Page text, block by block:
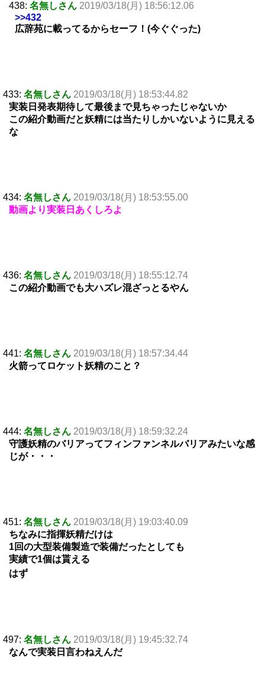
438: 名無しさん 2019/03/18(月) 18:56:12.06
>>432
広辞苑に載ってるからセーフ！(今ぐぐった)
433: 名無しさん 2019/03/18(月) 18:53:44.82
実装日発表期待して最後まで見ちゃったじゃないか
この紹介動画だと妖精には当たりしかいないように見える
な
434: 名無しさん 2019/03/18(月) 18:53:55.00
動画より実装日あくしろよ
436: 名無しさん 2019/03/18(月) 18:55:12.74
この紹介動画でも大ハズレ混ざっとるやん
441: 名無しさん 2019/03/18(月) 18:57:34.44
火箭ってロケット妖精のこと？
444: 名無しさん 2019/03/18(月) 18:59:32.24
守護妖精のバリアってフィンファンネルバリアみたいな感
じが・・・
451: 名無しさん 2019/03/18(月) 19:03:40.09
ちなみに指揮妖精だけは
1回の大型装備製造で装備だったとしても
実績で1個は貰える
はず
497: 名無しさん 2019/03/18(月) 19:45:32.74
なんで実装日言わねえんだ